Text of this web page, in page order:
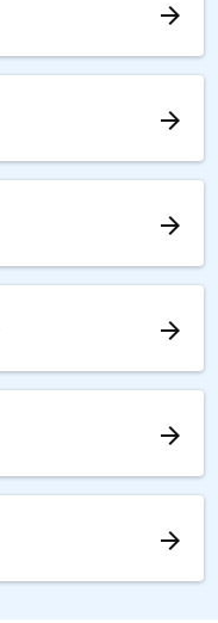
arrow_forward
arrow_forward
arrow_forward
arrow_forward
arrow_forward
arrow_forward